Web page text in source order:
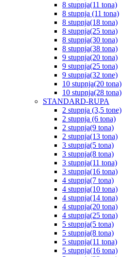
8 stupnja(11 tona)
8 stupnja (11 tona)
8 stupnja(18 tona)
8 stupnja(25 tona)
8 stupnja(30 tona)
8 stupnja(38 tona)
9 stupnja(20 tona)
9 stupnja(25 tona)
9 stupnja(32 tone)
10 stupnja(20 tona)
10 stupnja(28 tona)
STANDARD-RUPA
2 stupnja (3,5 tone)
2 stupnja (6 tona)
2 stupnja(9 tona)
2 stupnja(13 tona)
3 stupnja(5 tona)
3 stupnja(8 tona)
3 stupnja(11 tona)
3 stupnja(16 tona)
4 stupnja(7 tona)
4 stupnja(10 tona)
4 stupnja(14 tona)
4 stupnja(20 tona)
4 stupnja(25 tona)
5 stupnja(5 tona)
5 stupnja(8 tona)
5 stupnja(11 tona)
5 stupnja(16 tona)